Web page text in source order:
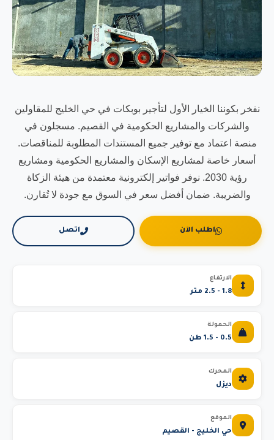
نفخر بكوننا الخيار الأول لتأجير بوبكات في حي الخليج للمقاولين
والشركات والمشاريع الحكومية في القصيم. مسجلون في
منصة اعتماد مع توفير جميع المستندات المطلوبة للمناقصات.
أسعار خاصة لمشاريع الإسكان والمشاريع الحكومية ومشاريع
رؤية 2030. نوفر فواتير إلكترونية معتمدة من هيئة الزكاة
والضريبة. ضمان أفضل سعر في السوق مع جودة لا تُقارن.
اطلب الآن اتصل
الارتفاع
1.8 - 2.5 متر
الحمولة
0.5 - 1.5 طن
المحرك
ديزل
الموقع
حي الخليج - القصيم